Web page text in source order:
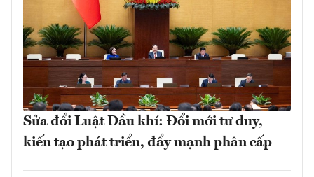
Sửa đổi Luật Dầu khí: Đổi mới tư duy,
kiến tạo phát triển, đẩy mạnh phân cấp